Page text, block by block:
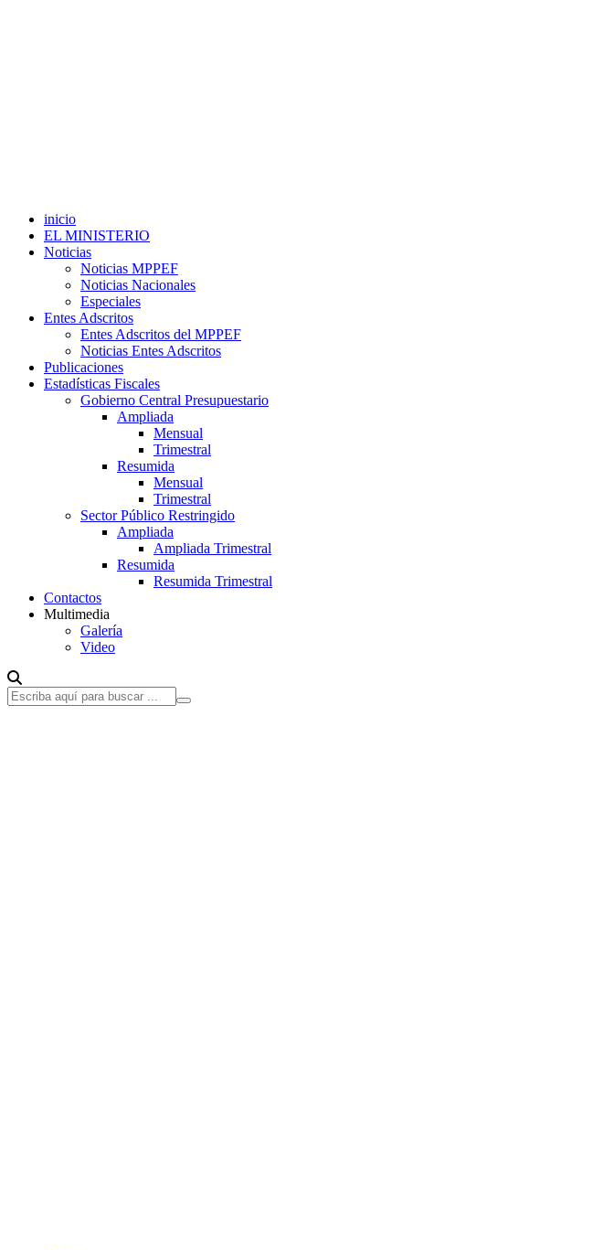
inicio
EL MINISTERIO
Noticias
Noticias MPPEF
Noticias Nacionales
Especiales
Entes Adscritos
Entes Adscritos del MPPEF
Noticias Entes Adscritos
Publicaciones
Estadísticas Fiscales
Gobierno Central Presupuestario
Ampliada
Mensual
Trimestral
Resumida
Mensual
Trimestral
Sector Público Restringido
Ampliada
Ampliada Trimestral
Resumida
Resumida Trimestral
Contactos
Multimedia
Galería
Video